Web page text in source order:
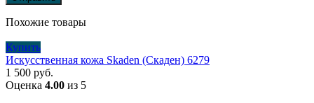
Похожие товары
Купить
Искусственная кожа Skaden (Скаден) 6279
1 500 руб.
Оценка 4.00 из 5